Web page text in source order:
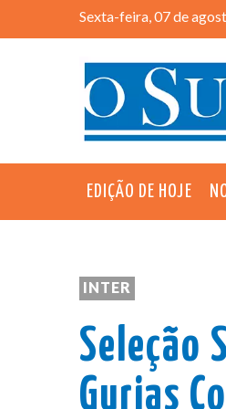
Sexta-feira, 07 de
EDIÇÃO DE HOJE
INTER
Seleção
Gurias